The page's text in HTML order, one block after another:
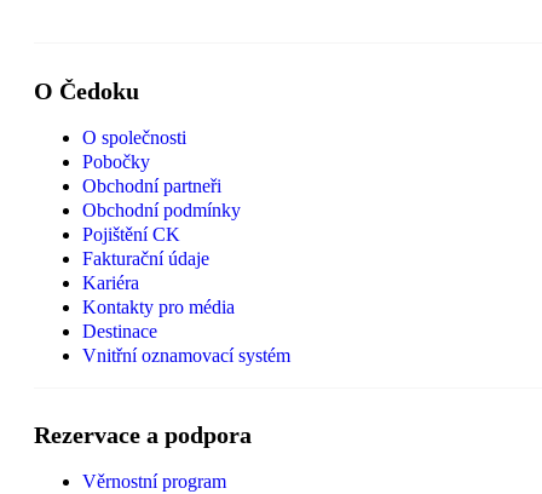
O Čedoku
O společnosti
Pobočky
Obchodní partneři
Obchodní podmínky
Pojištění CK
Fakturační údaje
Kariéra
Kontakty pro média
Destinace
Vnitřní oznamovací systém
Rezervace a podpora
Věrnostní program